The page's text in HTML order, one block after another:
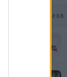
LEGFRISSEBB